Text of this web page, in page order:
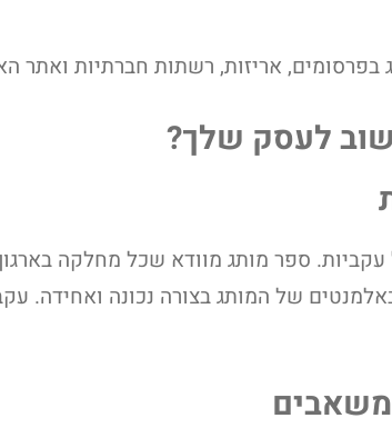
אריזות, רשתות חברתיות ואתר
לעסק שלך?
ספר מותג מוודא שכל מחלקה
של המותג בצורה נכונה ואחידה.